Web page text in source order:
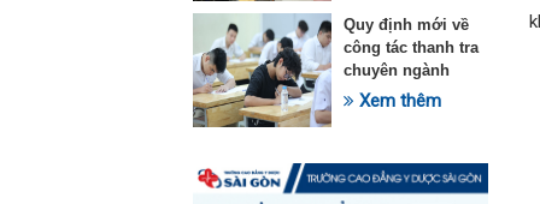
Quy định mới về
công tác thanh tra
chuyên ngành
trong lĩnh vực giáo
Xem thêm